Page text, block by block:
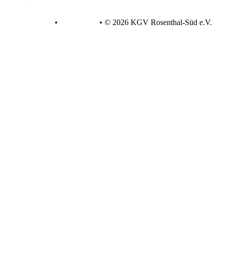
• • © 2026 KGV Rosenthal-Süd e.V.